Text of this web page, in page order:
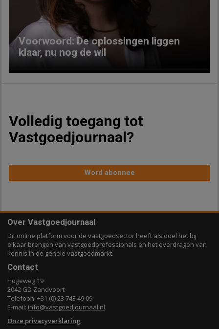
Voorwoord: De oplossingen liggen
klaar, nu nog de wil
Volledig toegang tot
Vastgoedjournaal?
Word abonnee
Over Vastgoedjournaal
Dit online platform voor de vastgoedsector heeft als doel het bij
elkaar brengen van vastgoedprofessionals en het overdragen van
kennis in de gehele vastgoedmarkt.
Contact
Hogeweg 19
2042 GD Zandvoort
Telefoon: +31 (0) 23 743 49 09
E-mail: info@vastgoedjournaal.nl
Onze privacyverklaring